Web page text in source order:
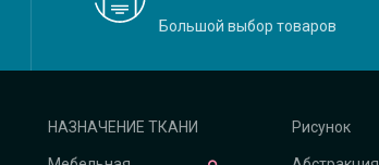
Большой выбор товаров
НАЗНАЧЕНИЕ ТКАНИ Рисунок